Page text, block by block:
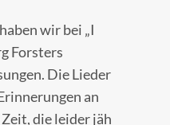
wir bei „I
Forsters
Die Lieder
an
die leider jäh